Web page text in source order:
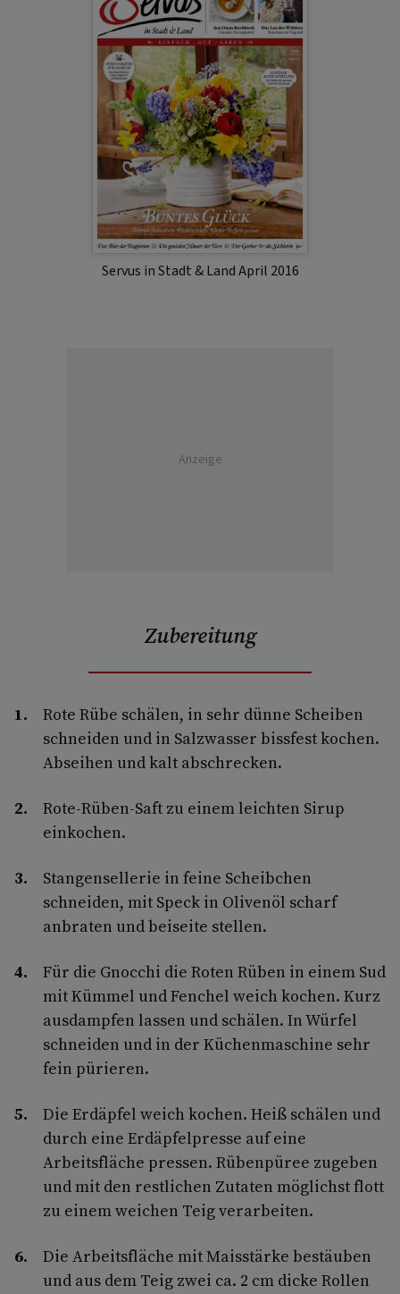
Servus in Stadt & Land April 2016
Anzeige
Zubereitung
Rote Rübe schälen, in sehr dünne Scheiben
schneiden und in Salzwasser bissfest kochen.
Abseihen und kalt abschrecken.
Rote-Rüben-Saft zu einem leichten Sirup
einkochen.
Stangensellerie in feine Scheibchen
schneiden, mit Speck in Olivenöl scharf
anbraten und beiseite stellen.
Für die Gnocchi die Roten Rüben in einem Sud
mit Kümmel und Fenchel weich kochen. Kurz
ausdampfen lassen und schälen. In Würfel
schneiden und in der Küchenmaschine sehr
fein pürieren.
Die Erdäpfel weich kochen. Heiß schälen und
durch eine Erdäpfelpresse auf eine
Arbeitsfläche pressen. Rübenpüree zugeben
und mit den restlichen Zutaten möglichst flott
zu einem weichen Teig verarbeiten.
Die Arbeitsfläche mit Maisstärke bestäuben
und aus dem Teig zwei ca. 2 cm dicke Rollen